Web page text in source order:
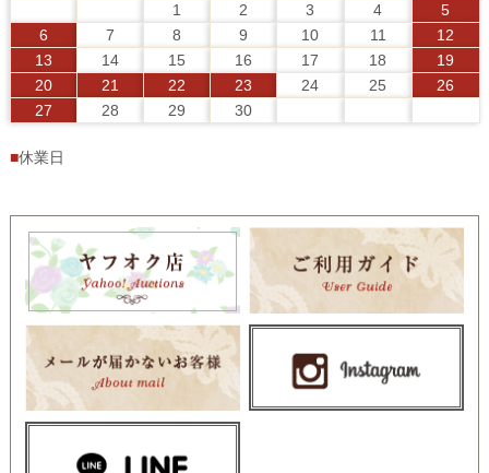
1
2 3 4
5
6
7 8 9 10 11
12
13
14 15 16 17 18
19
20
21 22 23 24 25
26
27
28 29 30
■休業日